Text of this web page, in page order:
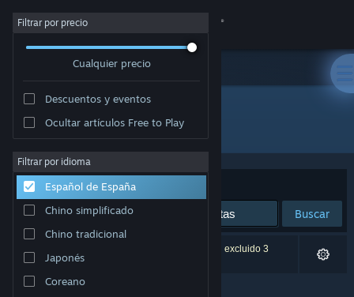
Iniciar sesión
Acerca de
Soporte
Cambiar idioma
Descargar Steam Mobile
Filtrar por precio
Cualquier precio
Descuentos y eventos
Ocultar artículos Free to Play
Filtrar por idioma
Español de España
Chino simplificado
Chino tradicional
Japonés
Coreano
Desarrollador: Joshua Hughes
Ordenar por Relevancia
Buscar
0 resultados coinciden con la búsqueda. Se han excluido 3
títulos basándose en tus preferencias.